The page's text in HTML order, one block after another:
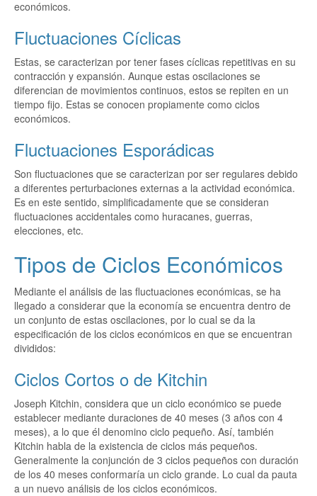
económicos.
Fluctuaciones Cíclicas
Estas, se caracterizan por tener fases cíclicas repetitivas en su
contracción y expansión. Aunque estas oscilaciones se
diferencian de movimientos continuos, estos se repiten en un
tiempo fijo. Estas se conocen propiamente como ciclos
económicos.
Fluctuaciones Esporádicas
Son fluctuaciones que se caracterizan por ser regulares debido
a diferentes perturbaciones externas a la actividad económica.
Es en este sentido, simplificadamente que se consideran
fluctuaciones accidentales como huracanes, guerras,
elecciones, etc.
Tipos de Ciclos Económicos
Mediante el análisis de las fluctuaciones económicas, se ha
llegado a considerar que la economía se encuentra dentro de
un conjunto de estas oscilaciones, por lo cual se da la
especificación de los ciclos económicos en que se encuentran
divididos:
Ciclos Cortos o de Kitchin
Joseph Kitchin, considera que un ciclo económico se puede
establecer mediante duraciones de 40 meses (3 años con 4
meses), a lo que él denomino ciclo pequeño. Así, también
Kitchin habla de la existencia de ciclos más pequeños.
Generalmente la conjunción de 3 ciclos pequeños con duración
de los 40 meses conformaría un ciclo grande. Lo cual da pauta
a un nuevo análisis de los ciclos económicos.